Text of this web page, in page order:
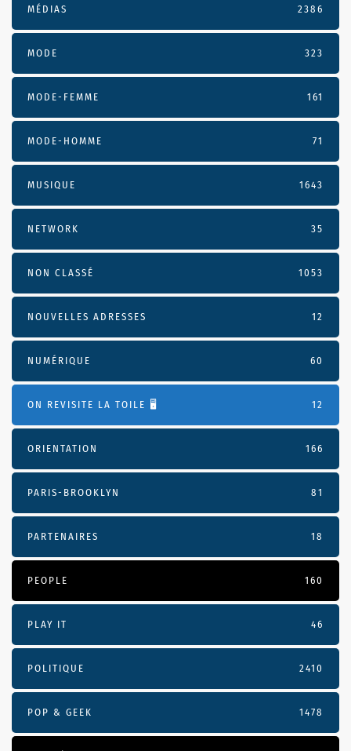
MÉDIAS 2386
MODE 323
MODE-FEMME 161
MODE-HOMME 71
MUSIQUE 1643
NETWORK 35
NON CLASSÉ 1053
NOUVELLES ADRESSES 12
NUMÉRIQUE 60
ON REVISITE LA TOILE 🖥️ 12
ORIENTATION 166
PARIS-BROOKLYN 81
PARTENAIRES 18
PEOPLE 160
PLAY IT 46
POLITIQUE 2410
POP & GEEK 1478